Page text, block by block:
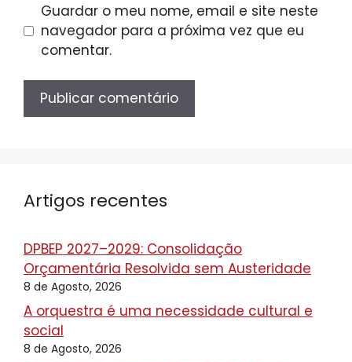
Guardar o meu nome, email e site neste
navegador para a próxima vez que eu
comentar.
Artigos recentes
DPBEP 2027–2029: Consolidação
Orçamentária Resolvida sem Austeridade
8 de Agosto, 2026
A orquestra é uma necessidade cultural e
social
8 de Agosto, 2026